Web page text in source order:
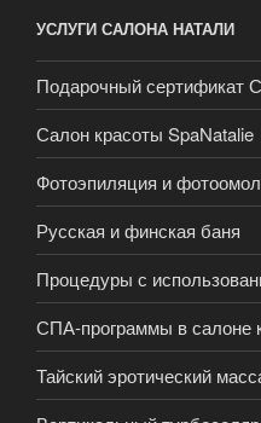
УСЛУГИ САЛОНА НАТАЛИ
Подарочный сертификат
Салон красоты SpaNatalie
Фотоэпиляция и
Русская и финская баня
Процедуры с
СПА-программы в салоне
Тайский эротический